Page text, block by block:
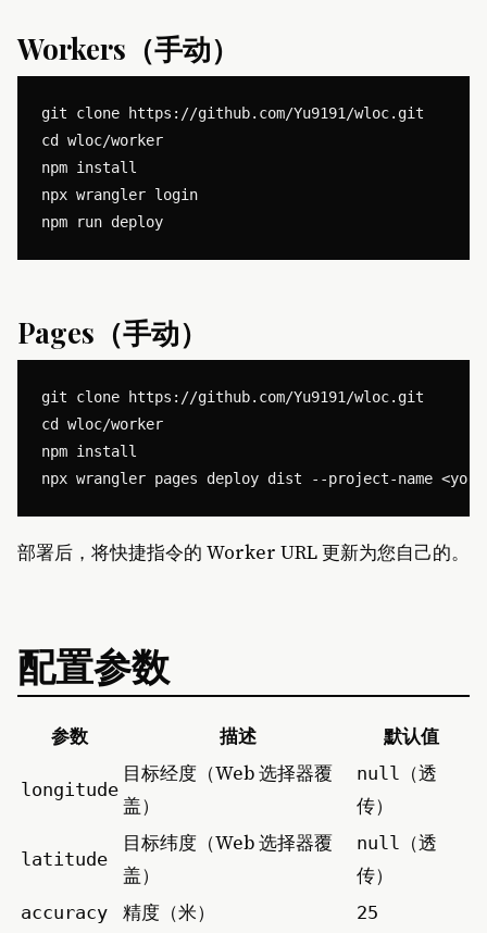
Workers（手动）
git clone https://github.com/Yu9191/wloc.git
cd wloc/worker
npm install
npx wrangler login
Pages（手动）
git clone https://github.com/Yu9191/wloc.git
cd wloc/worker
npm install
部署后，将快捷指令的 Worker URL 更新为您自己的。
配置参数
参数 描述 默认值
longitude
目标经度（Web 选择器覆
盖）
null
（透
传）
latitude
目标纬度（Web 选择器覆
盖）
null
（透
传）
accuracy 精度（米）
25